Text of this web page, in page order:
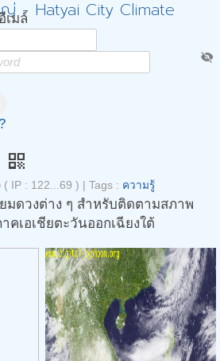
ญ่ - Hatyai City Climate
เมล์
visibility_off
qr_code
( IP : 122...69 ) Tags : ความรู้
มดวงต่าง ๆ สำหรับติดตามสภาพ
เอเชียตะวันออกเฉียงใต้